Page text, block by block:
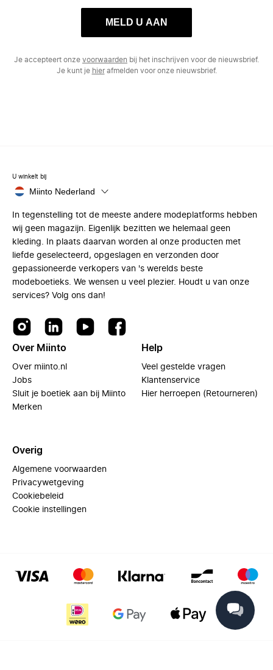
MELD U AAN
Je accepteert onze voorwaarden bij het inschrijven voor de nieuwsbrief.
Je kunt je hierafmelden voor onze nieuwsbrief.
U winkelt bij
Miinto Nederland
In tegenstelling tot de meeste andere modeplatforms hebben
wij geen magazijn. Eigenlijk bezitten we helemaal geen
kleding. In plaats daarvan worden al onze producten met
liefde geselecteerd, opgeslagen en verzonden door
gepassioneerde verkopers van 's werelds beste
modeboetieks. We wensen u veel plezier. Houdt u van onze
services? Volg ons dan!
Over Miinto
Over miinto.nl
Jobs
Sluit je boetiek aan bij Miinto
Merken
Help
Veel gestelde vragen
Klantenservice
Hier herroepen (Retourneren)
Overig
Algemene voorwaarden
Privacywetgeving
Cookiebeleid
Cookie instellingen